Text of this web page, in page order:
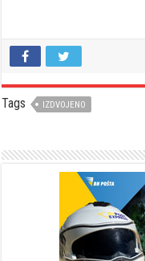
Tags IZDVOJENO